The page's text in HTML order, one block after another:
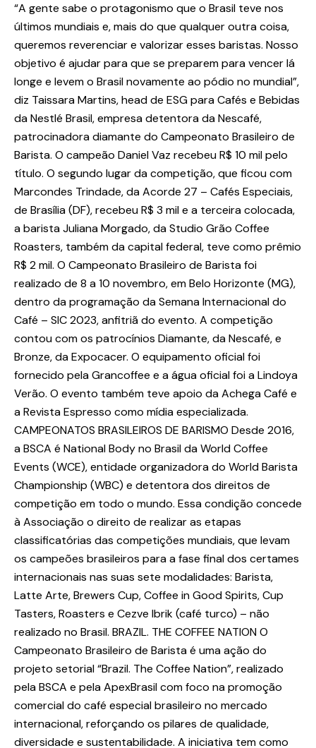
“A gente sabe o protagonismo que o Brasil teve nos
últimos mundiais e, mais do que qualquer outra coisa,
queremos reverenciar e valorizar esses baristas. Nosso
objetivo é ajudar para que se preparem para vencer lá
longe e levem o Brasil novamente ao pódio no mundial”,
diz Taissara Martins, head de ESG para Cafés e Bebidas
da Nestlé Brasil, empresa detentora da Nescafé,
patrocinadora diamante do Campeonato Brasileiro de
Barista. O campeão Daniel Vaz recebeu R$ 10 mil pelo
título. O segundo lugar da competição, que ficou com
Marcondes Trindade, da Acorde 27 – Cafés Especiais,
de Brasília (DF), recebeu R$ 3 mil e a terceira colocada,
a barista Juliana Morgado, da Studio Grão Coffee
Roasters, também da capital federal, teve como prêmio
R$ 2 mil. O Campeonato Brasileiro de Barista foi
realizado de 8 a 10 novembro, em Belo Horizonte (MG),
dentro da programação da Semana Internacional do
Café – SIC 2023, anfitriã do evento. A competição
contou com os patrocínios Diamante, da Nescafé, e
Bronze, da Expocacer. O equipamento oficial foi
fornecido pela Grancoffee e a água oficial foi a Lindoya
Verão. O evento também teve apoio da Achega Café e
a Revista Espresso como mídia especializada.
CAMPEONATOS BRASILEIROS DE BARISMO Desde 2016,
a BSCA é National Body no Brasil da World Coffee
Events (WCE), entidade organizadora do World Barista
Championship (WBC) e detentora dos direitos de
competição em todo o mundo. Essa condição concede
à Associação o direito de realizar as etapas
classificatórias das competições mundiais, que levam
os campeões brasileiros para a fase final dos certames
internacionais nas suas sete modalidades: Barista,
Latte Arte, Brewers Cup, Coffee in Good Spirits, Cup
Tasters, Roasters e Cezve Ibrik (café turco) – não
realizado no Brasil. BRAZIL. THE COFFEE NATION O
Campeonato Brasileiro de Barista é uma ação do
projeto setorial “Brazil. The Coffee Nation”, realizado
pela BSCA e pela ApexBrasil com foco na promoção
comercial do café especial brasileiro no mercado
internacional, reforçando os pilares de qualidade,
diversidade e sustentabilidade. A iniciativa tem como